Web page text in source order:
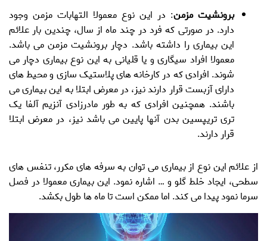
برونشیت مزمن: در این نوع معمولا التهابات مزمن وجود
دارد. در صورتی که فرد در چند ماه از سال، چندین بار علائم
این بیماری را داشته باشد. دچار برونشیت مزمن می باشد.
معمولا افراد سیگاری و یا قلیانی به این نوع بیماری دچار می
شوند. افرادی که در کارخانه های پلاستیک سازی و محیط های
دارای آزبست قرار دارند نیز، در معرض ابتلا به این بیماری می
باشند. همچنین افرادی که به طور مادرزادی آنزیم آلفا یک
تری تریپسین بدن آنها پایین می باشد نیز، در معرض ابتلا
قرار دارند.
از علائم این نوع از بیماری می توان به سرفه های مکرر، تنفس های
سطحی، ایجاد خلط گلو و … اشاره نمود. این بیماری معمولا در فصل
سرما نمود پیدا می کند. اما ممکن است تا ماه ها طول بکشد.